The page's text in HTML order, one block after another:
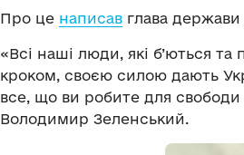
Про це написав глава
«Всі наші люди, які б’ються
кроком, своєю силою дають
все, що ви робите для
Володимир Зеленський.